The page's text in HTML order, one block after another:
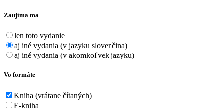
Zaujíma ma
len toto vydanie
aj iné vydania (v jazyku slovenčina)
aj iné vydania (v akomkoľvek jazyku)
Vo formáte
Kniha (vrátane čítaných)
E-kniha